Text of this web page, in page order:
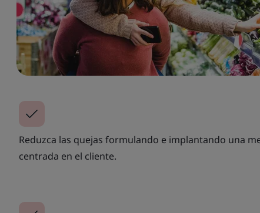
Reduzca las quejas formulando e implantando una
centrada en el cliente.